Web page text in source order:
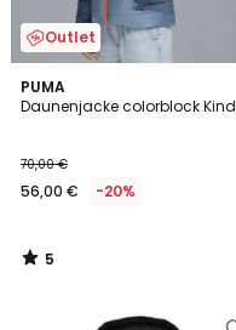
Outlet
PUMA
Daunenjacke colorblock Kind
70,00 €
56,00 € -20%
5
/
5
/